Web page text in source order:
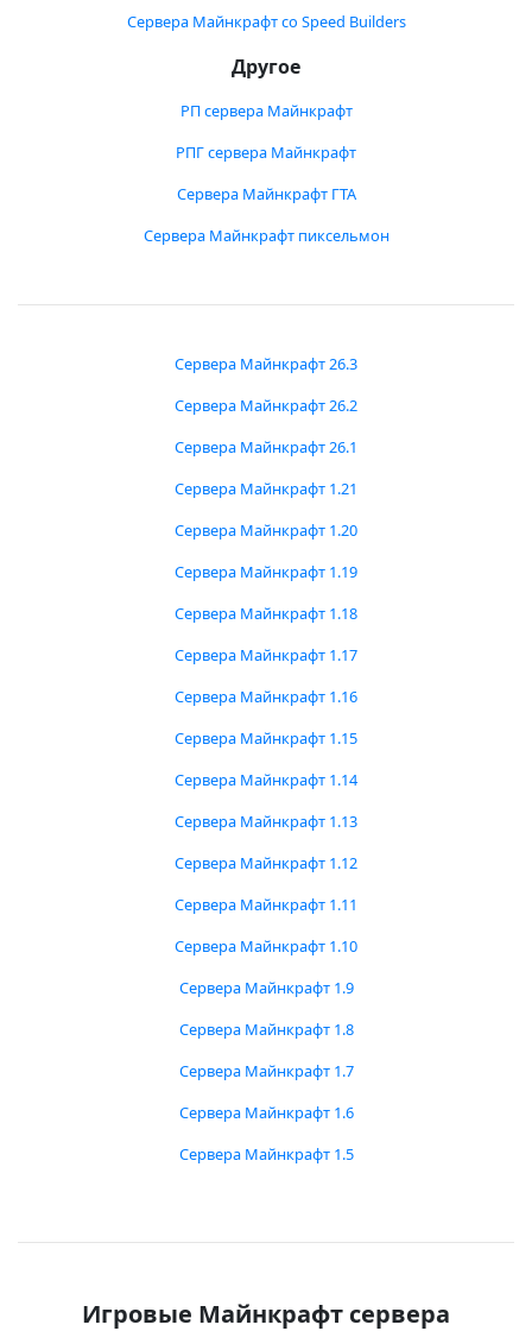
Сервера Майнкрафт со Speed Builders
Другое
РП сервера Майнкрафт
РПГ сервера Майнкрафт
Сервера Майнкрафт ГТА
Сервера Майнкрафт пиксельмон
Сервера Майнкрафт 26.3
Сервера Майнкрафт 26.2
Сервера Майнкрафт 26.1
Сервера Майнкрафт 1.21
Сервера Майнкрафт 1.20
Сервера Майнкрафт 1.19
Сервера Майнкрафт 1.18
Сервера Майнкрафт 1.17
Сервера Майнкрафт 1.16
Сервера Майнкрафт 1.15
Сервера Майнкрафт 1.14
Сервера Майнкрафт 1.13
Сервера Майнкрафт 1.12
Сервера Майнкрафт 1.11
Сервера Майнкрафт 1.10
Сервера Майнкрафт 1.9
Сервера Майнкрафт 1.8
Сервера Майнкрафт 1.7
Сервера Майнкрафт 1.6
Сервера Майнкрафт 1.5
Игровые Майнкрафт сервера